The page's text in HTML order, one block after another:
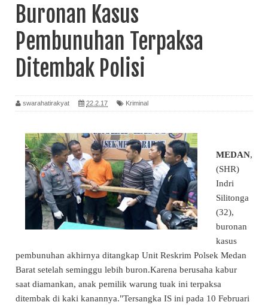
Buronan Kasus
Pembunuhan Terpaksa
Ditembak Polisi
swarahatirakyat 22.2.17 Kriminal
MEDAN,
(SHR)
Indri
Silitonga
(32),
buronan
kasus
pembunuhan akhirnya ditangkap Unit Reskrim Polsek Medan
Barat setelah seminggu lebih buron.Karena berusaha kabur
saat diamankan, anak pemilik warung tuak ini terpaksa
ditembak di kaki kanannya."Tersangka IS ini pada 10 Februari